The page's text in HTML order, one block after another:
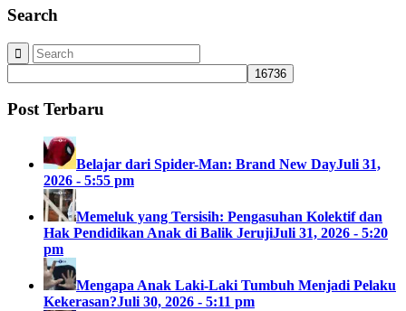
Search
Post Terbaru
Belajar dari Spider-Man: Brand New DayJuli 31,
2026 - 5:55 pm
Memeluk yang Tersisih: Pengasuhan Kolektif dan
Hak Pendidikan Anak di Balik JerujiJuli 31, 2026 - 5:20
pm
Mengapa Anak Laki-Laki Tumbuh Menjadi Pelaku
Kekerasan?Juli 30, 2026 - 5:11 pm